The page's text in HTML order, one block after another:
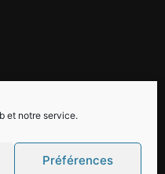
et notre service.
Préférences